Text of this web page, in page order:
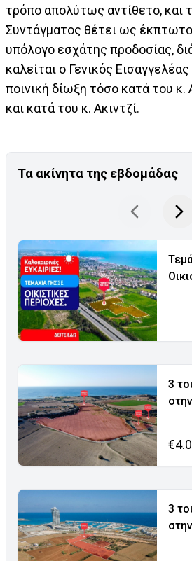
τρόπο απολύτως αντίθετο, και
Συντάγματος θέτει ως
υπόλογο εσχάτης προδοσίας,
καλείται ο Γενικός
ποινική δίωξη τόσο κατά του
και κατά του κ. Ακιντζί.
Τα ακίνητα της εβδομάδας
3
3